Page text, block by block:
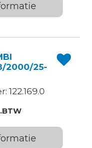
2000/25-
122.169.0